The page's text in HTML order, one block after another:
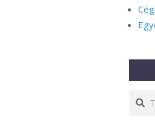
Search